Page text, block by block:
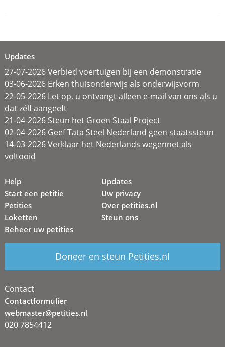
Updates
27-07-2026 Verbied voertuigen bij een demonstratie
03-06-2026 Erken thuisonderwijs als onderwijsvorm
22-05-2026 Let op, u ontvangt alleen e-mail van ons als u
dat zélf aangeeft
21-04-2026 Steun het Groen Staal Project
02-04-2026 Geef Tata Steel Nederland geen staatssteun
14-03-2026 Verklaar het Nederlands wegennet als
voltooid
Help
Start een petitie
Petities
Loketten
Beheer uw petities
Updates
Uw privacy
Over petities.nl
Steun ons
Doneer en steun Petities.nl
Contact
Contactformulier
webmaster@petities.nl
020 7854412